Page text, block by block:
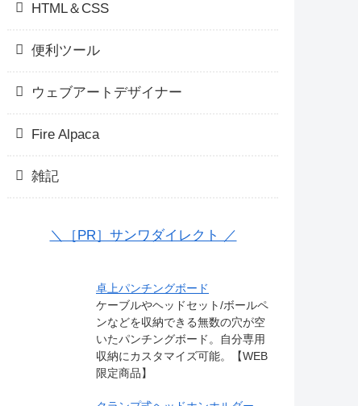
HTML＆CSS
便利ツール
ウェブアートデザイナー
Fire Alpaca
雑記
＼［PR］サンワダイレクト ／
卓上パンチングボード
ケーブルやヘッドセット/ボールペ
ンなどを収納できる無数の穴が空
いたパンチングボード。自分専用
収納にカスタマイズ可能。【WEB
限定商品】